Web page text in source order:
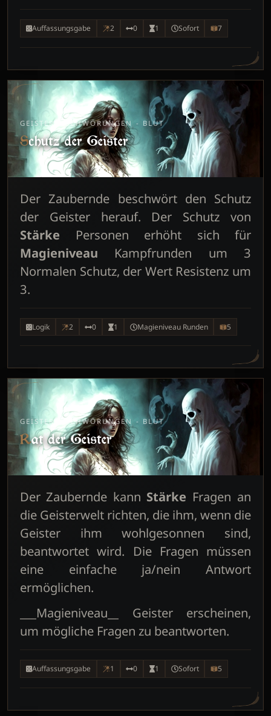
Auffassungsgabe 2 0 1 Sofort 7
GEISTERBESCHWÖRUNGEN - BLUT
Schutz der Geister
Der Zaubernde beschwört den Schutz
der Geister herauf. Der Schutz von
Stärke Personen erhöht sich für
Magieniveau Kampfrunden um 3
Normalen Schutz, der Wert Resistenz um
3.
Logik 2 0 1 Magieniveau Runden 5
GEISTERBESCHWÖRUNGEN - BLUT
Rat der Geister
Der Zaubernde kann Stärke Fragen an
die Geisterwelt richten, die ihm, wenn die
Geister ihm wohlgesonnen sind,
beantwortet wird. Die Fragen müssen
eine einfache ja/nein Antwort
ermöglichen.
___Magieniveau__ Geister erscheinen,
um mögliche Fragen zu beantworten.
Auffassungsgabe 1 0 1 Sofort 5